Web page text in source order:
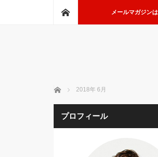
メールマガジン
ホーム 2018年 6月
プロフィール